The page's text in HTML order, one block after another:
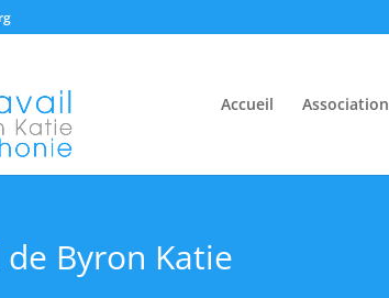
Accueil Association
Byron Katie